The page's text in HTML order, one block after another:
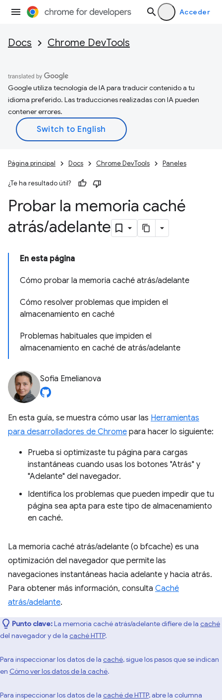
Acceder
Docs Chrome DevTools
Google utiliza tecnología de IA para traducir contenido a tu
idioma preferido. Las traducciones realizadas con IA pueden
contener errores.
Página principal Docs Chrome DevTools Paneles
¿Te ha resultado útil?
Probar la memoria caché
atrás/adelante
En esta página
Cómo probar la memoria caché atrás/adelante
Cómo resolver problemas que impiden el
almacenamiento en caché
Problemas habituales que impiden el
almacenamiento en caché de atrás/adelante
Sofia Emelianova
En esta guía, se muestra cómo usar las Herramientas
para desarrolladores de Chrome para hacer lo siguiente:
Prueba si optimizaste tu página para cargas
instantáneas cuando usas los botones "Atrás" y
"Adelante" del navegador.
Identifica los problemas que pueden impedir que tu
página sea apta para este tipo de almacenamiento
en caché.
La memoria caché atrás/adelante (o bfcache) es una
optimización del navegador que permite las
navegaciones instantáneas hacia adelante y hacia atrás.
Para obtener más información, consulta Caché
atrás/adelante.
Punto clave:La memoria caché atrás/adelante difiere de la caché
del navegador y de la caché HTTP.
Para inspeccionar los datos de la caché, sigue los pasos que se indican
en Cómo ver los datos de la caché.
Para inspeccionar los datos de la caché de HTTP, abre la columna